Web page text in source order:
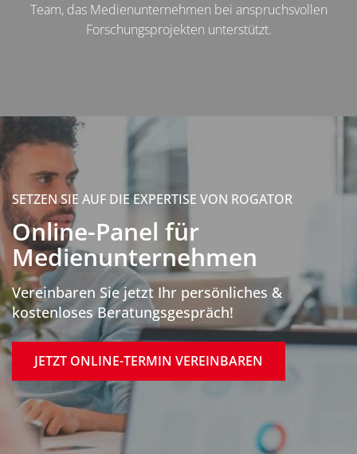
Team, das Medienunternehmen bei anspruchsvollen
Forschungsprojekten unterstützt.
SETZEN SIE AUF DIE EXPERTISE VON ROGATOR
Online-Panel für
Medienunternehmen
Vereinbaren Sie jetzt Ihr persönliches &
kostenloses Beratungsgespräch!
JETZT ONLINE-TERMIN VEREINBAREN